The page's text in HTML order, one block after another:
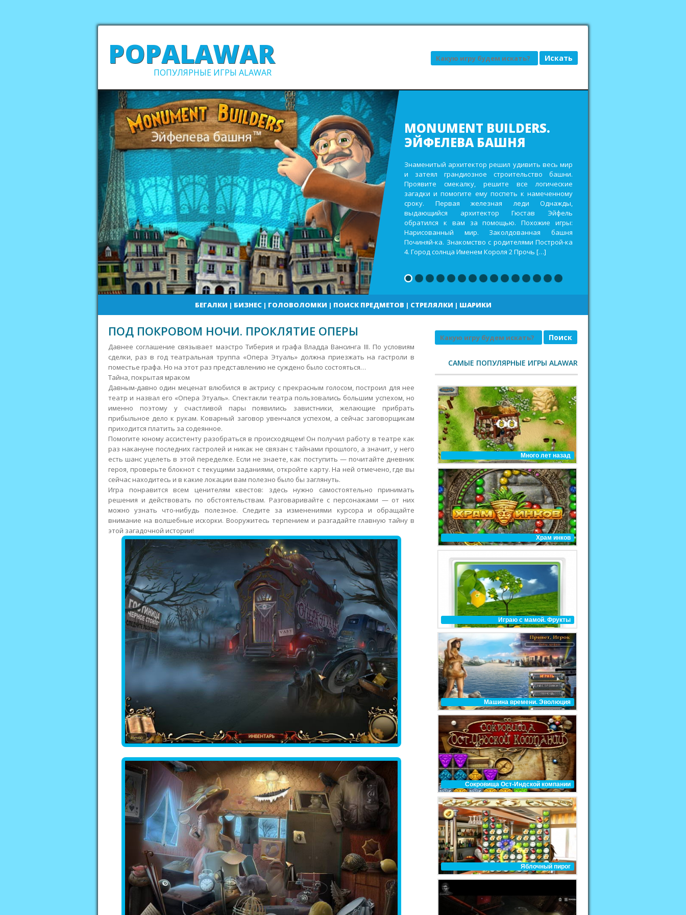
POPALAWAR
ПОПУЛЯРНЫЕ ИГРЫ ALAWAR
Поиск
ВСЕ В САД, ИЛИ ГРЯДКИ
В ПОРЯДКЕ
Выполните просьбы привередливых заказчиков и
заработайте деньги на реставрацию старенькой
виллы. Постройте кладовки для хранения
инвентаря и других полезных ресурсов,
восстановите дорожки и мостики в городских
садах и парках и выиграйте главный приз в
ежегодном садовом фестивале. Похожие игры:
Кекс шоп Как воспитать дракона 2 Построй-ка 4.
Город солнца Веселая ферма. Викинги Повелитель
погоды
БЕГАЛКИ | БИЗНЕС| ГОЛОВОЛОМКИ | ПОИСК ПРЕДМЕТОВ | СТРЕЛЯЛКИ | ШАРИКИ
ПОД ПОКРОВОМ НОЧИ. ПРОКЛЯТИЕ ОПЕРЫ
Давнее соглашение связывает маэстро Тиберия и графа Владда Вансинга III. По условиям
сделки, раз в год театральная труппа «Опера Этуаль» должна приезжать на гастроли в
поместье графа. Но на этот раз представлению не суждено было состояться…
Тайна, покрытая мраком
Давным-давно один меценат влюбился в актрису с прекрасным голосом, построил для нее
театр и назвал его «Опера Этуаль». Спектакли театра пользовались большим успехом, но
именно поэтому у счастливой пары появились завистники, желающие прибрать
прибыльное дело к рукам. Коварный заговор увенчался успехом, а сейчас заговорщикам
приходится платить за содеянное.
Помогите юному ассистенту разобраться в происходящем! Он получил работу в театре как
раз накануне последних гастролей и никак не связан с тайнами прошлого, а значит, у него
есть шанс уцелеть в этой переделке. Если не знаете, как поступить — почитайте дневник
героя, проверьте блокнот с текущими заданиями, откройте карту. На ней отмечено, где вы
сейчас находитесь и в какие локации вам полезно было бы заглянуть.
Игра понравится всем ценителям квестов: здесь нужно самостоятельно принимать
решения и действовать по обстоятельствам. Разговаривайте с персонажами — от них
можно узнать что-нибудь полезное. Следите за изменениями курсора и обращайте
внимание на волшебные искорки. Вооружитесь терпением и разгадайте главную тайну в
этой загадочной истории!
Поиск
САМЫЕ ПОПУЛЯРНЫЕ ИГРЫ ALAWAR
Много лет назад
Храм инков
Играю с мамой. Фрукты
Машина времени. Эволюция
Сокровища Ост-Индской компании
Яблочный пирог